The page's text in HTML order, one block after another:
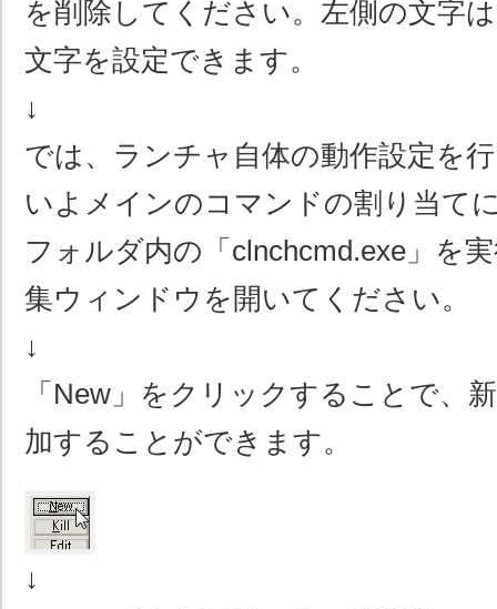
を削除してください。左側の文字
文字を設定できます。
↓
では、ランチャ自体の動作設定を
いよメインのコマンドの割り当て
フォルダ内の「clnchcmd.exe」を
集ウィンドウを開いてください。
↓
「New」をクリックすることで、
加することができます。
↓